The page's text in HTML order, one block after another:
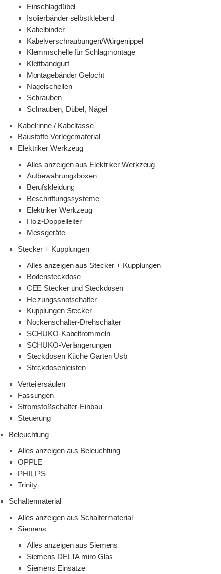
Einschlagdübel
Isolierbänder selbstklebend
Kabelbinder
Kabelverschraubungen/Würgenippel
Klemmschelle für Schlagmontage
Klettbandgurt
Montagebänder Gelocht
Nagelschellen
Schrauben
Schrauben, Dübel, Nägel
Kabelrinne / Kabeltasse
Baustoffe Verlegematerial
Elektriker Werkzeug
Alles anzeigen aus Elektriker Werkzeug
Aufbewahrungsboxen
Berufskleidung
Beschriftungssysteme
Elektriker Werkzeug
Holz-Doppelleiter
Messgeräte
Stecker + Kupplungen
Alles anzeigen aus Stecker + Kupplungen
Bodensteckdose
CEE Stecker und Steckdosen
Heizungssnotschalter
Kupplungen Stecker
Nockenschalter-Drehschalter
SCHUKO-Kabeltrommeln
SCHUKO-Verlängerungen
Steckdosen Küche Garten Usb
Steckdosenleisten
Verteilersäulen
Fassungen
Stromstoßschalter-Einbau
Steuerung
Beleuchtung
Alles anzeigen aus Beleuchtung
OPPLE
PHILIPS
Trinity
Schaltermaterial
Alles anzeigen aus Schaltermaterial
Siemens
Alles anzeigen aus Siemens
Siemens DELTA miro Glas
Siemens Einsätze